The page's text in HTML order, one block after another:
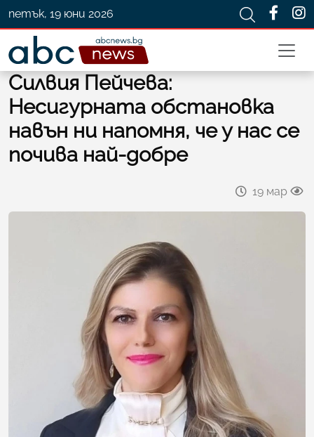
петък, 19 юни 2026
Силвия Пейчева:
Несигурната обстановка
навън ни напомня, че у нас се
почива най-добре
19 мар